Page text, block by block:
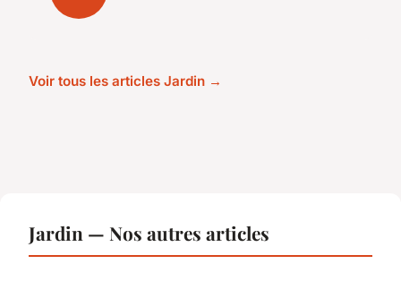
Voir tous les articles Jardin →
Jardin — Nos autres articles